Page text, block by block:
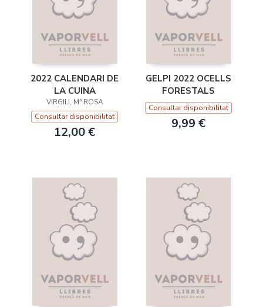
2022 CALENDARI DE
LA CUINA
VIRGILI, Mª ROSA
Consultar disponibilitat
12,00 €
GELPI 2022 OCELLS
FORESTALS
Consultar disponibilitat
9,99 €